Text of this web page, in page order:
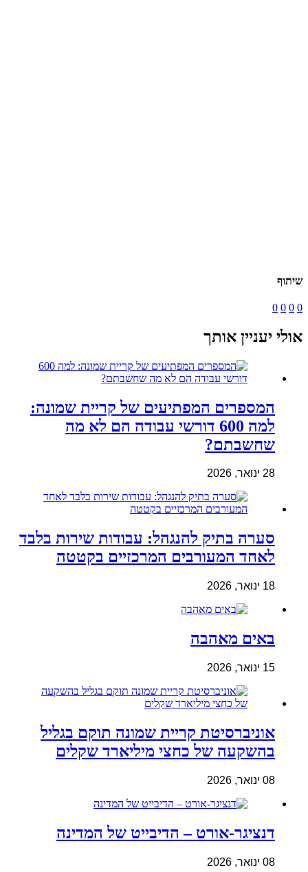
שיתוף
0
0
0
0
אולי יעניין אותך
המספרים המפתיעים של קריית שמונה:
למה 600 דורשי עבודה הם לא מה
שחשבתם?
28 ינואר, 2026
סערה בתיק להנגהל: עבודות שירות בלבד
לאחד המעורבים המרכזיים בקטטה
18 ינואר, 2026
באים מאהבה
15 ינואר, 2026
אוניברסיטת קריית שמונה תוקם בגליל
בהשקעה של כחצי מיליארד שקלים
08 ינואר, 2026
דנציגר-אורט – הדיבייט של המדינה
08 ינואר, 2026